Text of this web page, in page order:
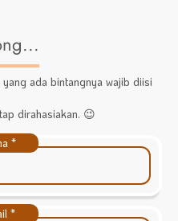
ada bintangnya wajib diisi
dirahasiakan. 😉
*
*